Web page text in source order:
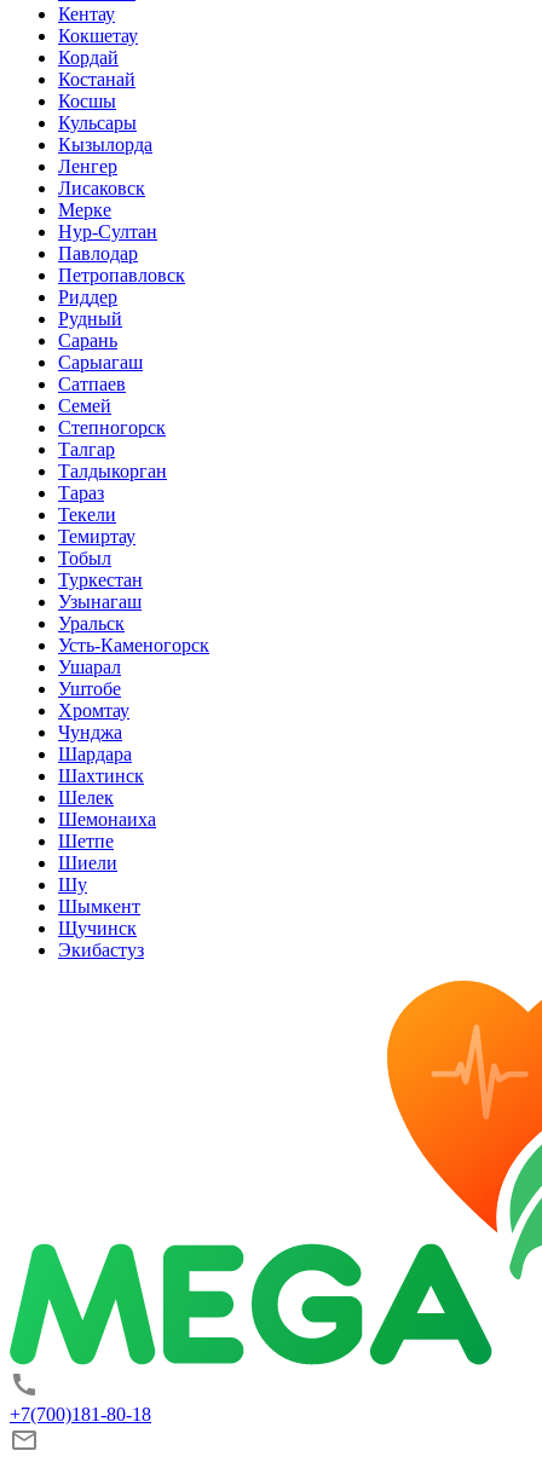
Кентау
Кокшетау
Кордай
Костанай
Косшы
Кульсары
Кызылорда
Ленгер
Лисаковск
Мерке
Нур-Султан
Павлодар
Петропавловск
Риддер
Рудный
Сарань
Сарыагаш
Сатпаев
Семей
Степногорск
Талгар
Талдыкорган
Тараз
Текели
Темиртау
Тобыл
Туркестан
Узынагаш
Уральск
Усть-Каменогорск
Ушарал
Уштобе
Хромтау
Чунджа
Шардара
Шахтинск
Шелек
Шемонаиха
Шетпе
Шиели
Шу
Шымкент
Щучинск
Экибастуз
+7(700)181-80-18